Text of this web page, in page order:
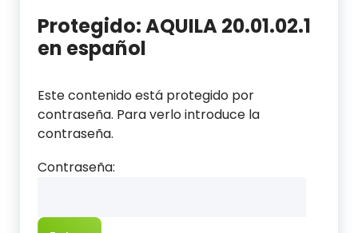
Protegido: AQUILA 20.01.02.1
en español
Este contenido está protegido por
contraseña. Para verlo introduce la
contraseña.
Contraseña: